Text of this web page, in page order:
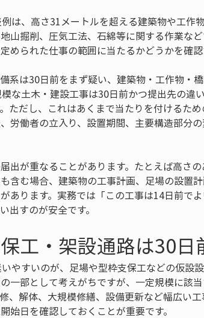
は、高さ31メートルを超える建築物や工作
山掘削、圧気工法、石綿等に関する作業な
められた仕事の範囲に当たるかどうかを確認
系は30日前をまず疑い、建築物・工作物・
な土木・建設工事は30日前かつ提出先の違
ただし、これはあくまで当たりを付けるた
労働者の立入り、設置期間、主要構造部分
出が重なることがあります。たとえば高さ
含む場合、建築物の工事計画、足場の設置
あります。実務では「この工事は14日前で
出すのが安全です。
工・架設通路は30日
やすいのが、足場や型枠支保工などの仮設
一部として考えがちですが、一定規模に該
、解体、大規模修繕、設備更新など幅広い
始日を確認しておくことが重要です。